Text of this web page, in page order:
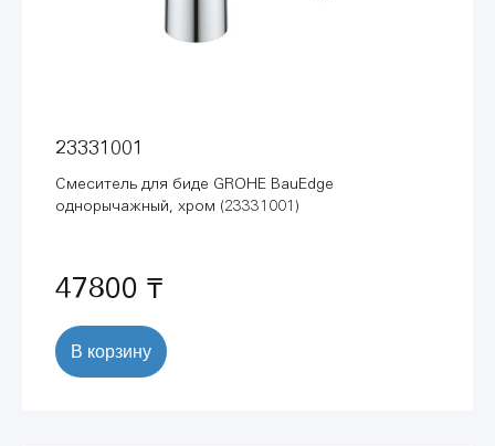
23331001
Смеситель для биде GROHE BauEdge
однорычажный, хром (23331001)
47800 ₸
В корзину